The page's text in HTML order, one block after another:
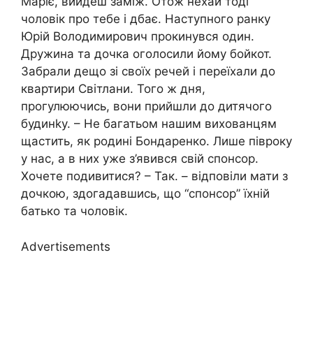
чоловік про тебе і дбає. Наступного ранку
Юрій Володимирович прокинувся один.
Дружина та дочка оголосили йому бойкот.
Забрали дещо зі своїх речей і переїхали до
квартири Світлани. Того ж дня,
прогулюючись, вони прийшли до дитячого
будинkу. – Не багатьом нашим вихованцям
щастить, як родині Бондаренко. Лише півроку
у нас, а в них уже з’явився свій спонсор.
Хочете подивитися? – Так. – відповіли мати з
дочкою, здогадавшись, що “спонсор” їхній
батько та чоловік.
Advertisements